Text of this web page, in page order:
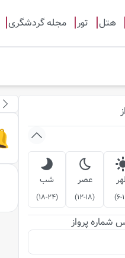
هتل تور مجله گردشگری
6-
)
عصر
(
12-18
)
شب
(
18-24
)
شماره پرواز